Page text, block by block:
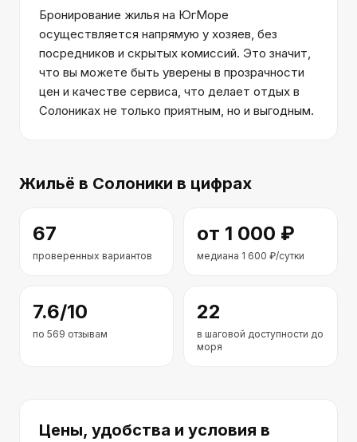
Бронирование жилья на ЮгМоре
осуществляется напрямую у хозяев, без
посредников и скрытых комиссий. Это значит,
что вы можете быть уверены в прозрачности
цен и качестве сервиса, что делает отдых в
Солониках не только приятным, но и выгодным.
Жильё в Солоники в цифрах
67
проверенных вариантов
от 1 000 ₽
медиана 1 600 ₽/сутки
7.6/10
по 569 отзывам
22
в шаговой доступности до
моря
Цены, удобства и условия в